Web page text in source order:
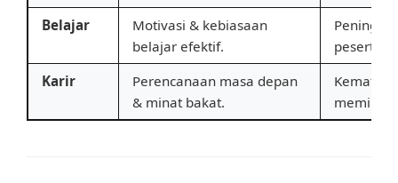
Belajar
Motivasi & kebiasaan
belajar efektif.
peserta
Karir
Perencanaan masa depan
& minat bakat.
memilih